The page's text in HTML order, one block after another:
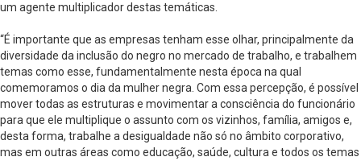
um agente multiplicador destas temáticas.
“É importante que as empresas tenham esse olhar, principalmente da
diversidade da inclusão do negro no mercado de trabalho, e trabalhem
temas como esse, fundamentalmente nesta época na qual
comemoramos o dia da mulher negra. Com essa percepção, é possível
mover todas as estruturas e movimentar a consciência do funcionário
para que ele multiplique o assunto com os vizinhos, família, amigos e,
desta forma, trabalhe a desigualdade não só no âmbito corporativo,
mas em outras áreas como educação, saúde, cultura e todos os temas